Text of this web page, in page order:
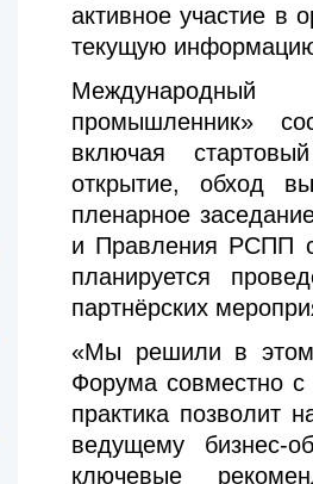
активное участие в
текущую
Международный
промышленник»
включая
открытие, обход
пленарное
и Правления РСПП
планируется
партнёрских
«Мы решили в этом
Форума совместно
практика позволит
ведущему бизнес-
ключевые